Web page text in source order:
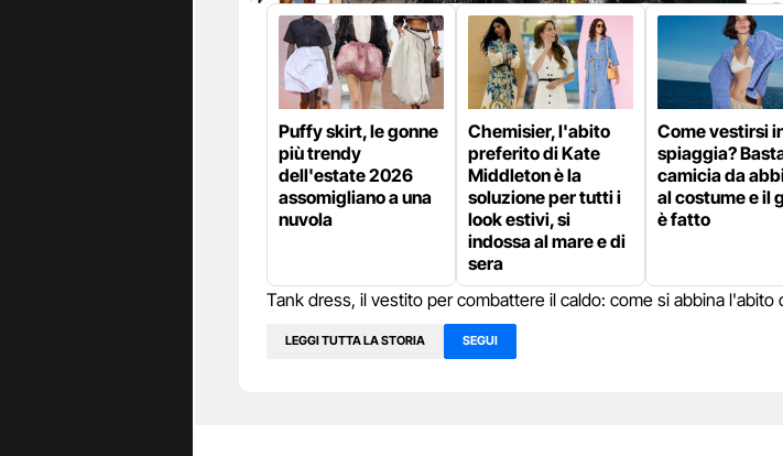
Puffy skirt, le gonne
più trendy
dell'estate 2026
assomigliano a una
nuvola
Chemisier, l'abito
preferito di Kate
Middleton è la
soluzione per tutti i
look estivi, si
indossa al mare e di
sera
Come vestirsi
spiaggia?
camicia da
al costume e il
è fatto
Tank dress, il vestito per combattere il caldo: come si abbina
LEGGI TUTTA LA STORIA SEGUI